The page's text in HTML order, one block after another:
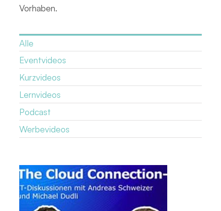
Vorhaben.
Alle
Eventvideos
Kurzvideos
Lernvideos
Podcast
Werbevideos